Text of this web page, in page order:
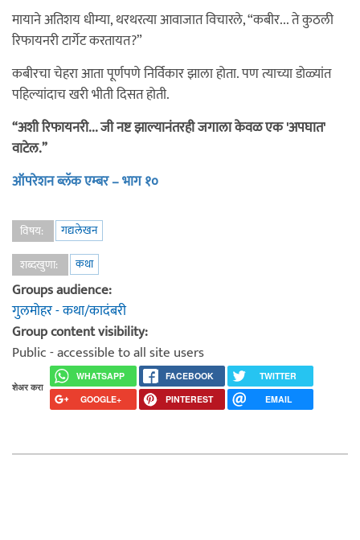
मायाने अतिशय धीम्या, थरथरत्या आवाजात विचारले, “कबीर... ते कुठली
रिफायनरी टार्गेट करतायत?”
कबीरचा चेहरा आता पूर्णपणे निर्विकार झाला होता. पण त्याच्या डोळ्यांत
पहिल्यांदाच खरी भीती दिसत होती.
“अशी रिफायनरी... जी नष्ट झाल्यानंतरही जगाला केवळ एक 'अपघात'
वाटेल.”
ऑपरेशन ब्लॅक एम्बर – भाग १०
विषय:
गद्यलेखन
शब्दखुणा:
कथा
Groups audience:
गुलमोहर - कथा/कादंबरी
Group content visibility:
Public - accessible to all site users
शेअर करा
WHATSAPP FACEBOOK
TWITTER
GOOGLE+
PINTEREST EMAIL